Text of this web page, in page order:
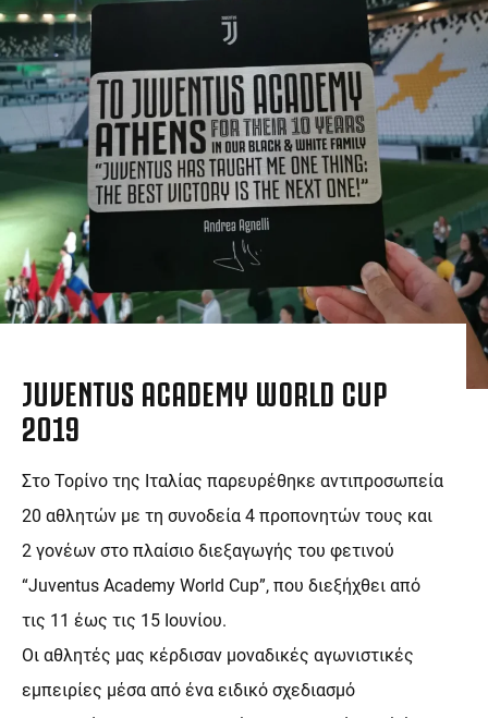
JUVENTUS ACADEMY WORLD CUP
2019
Στο Τορίνο της Ιταλίας παρευρέθηκε αντιπροσωπεία
20 αθλητών με τη συνοδεία 4 προπονητών τους και
2 γονέων στο πλαίσιο διεξαγωγής του φετινού
“Juventus Academy World Cup”, που διεξήχθει από
τις 11 έως τις 15 Ιουνίου.
Οι αθλητές μας κέρδισαν μοναδικές αγωνιστικές
εμπειρίες μέσα από ένα ειδικό σχεδιασμό